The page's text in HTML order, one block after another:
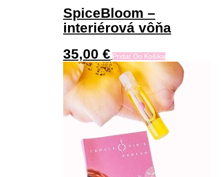
SpiceBloom –
interiérová vôňa
35,00 € Pridať Do Košíka